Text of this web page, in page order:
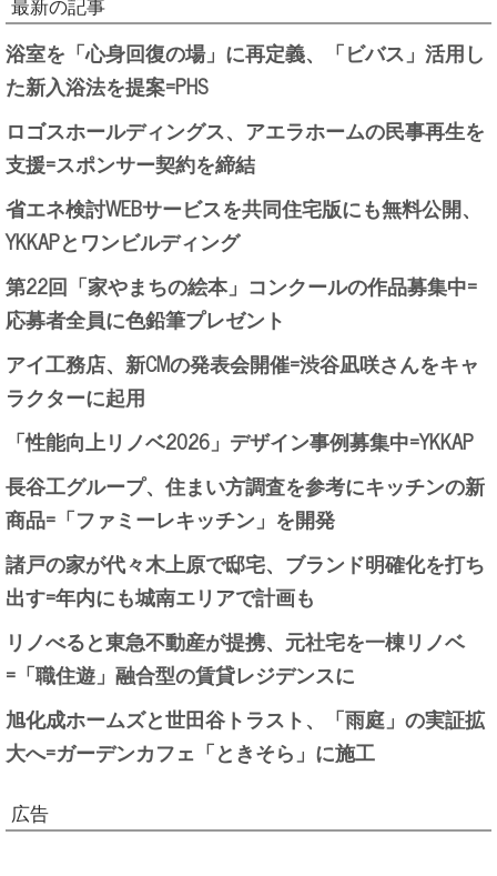
最新の記事
浴室を「心身回復の場」に再定義、「ビバス」活用し
た新入浴法を提案=PHS
ロゴスホールディングス、アエラホームの民事再生を
支援=スポンサー契約を締結
省エネ検討WEBサービスを共同住宅版にも無料公開、
YKKAPとワンビルディング
第22回「家やまちの絵本」コンクールの作品募集中=
応募者全員に色鉛筆プレゼント
アイ工務店、新CMの発表会開催=渋谷凪咲さんをキャ
ラクターに起用
「性能向上リノベ2026」デザイン事例募集中=YKKAP
長谷工グループ、住まい方調査を参考にキッチンの新
商品=「ファミーレキッチン」を開発
諸戸の家が代々木上原で邸宅、ブランド明確化を打ち
出す=年内にも城南エリアで計画も
リノべると東急不動産が提携、元社宅を一棟リノベ
=「職住遊」融合型の賃貸レジデンスに
旭化成ホームズと世田谷トラスト、「雨庭」の実証拡
大へ=ガーデンカフェ「ときそら」に施工
広告